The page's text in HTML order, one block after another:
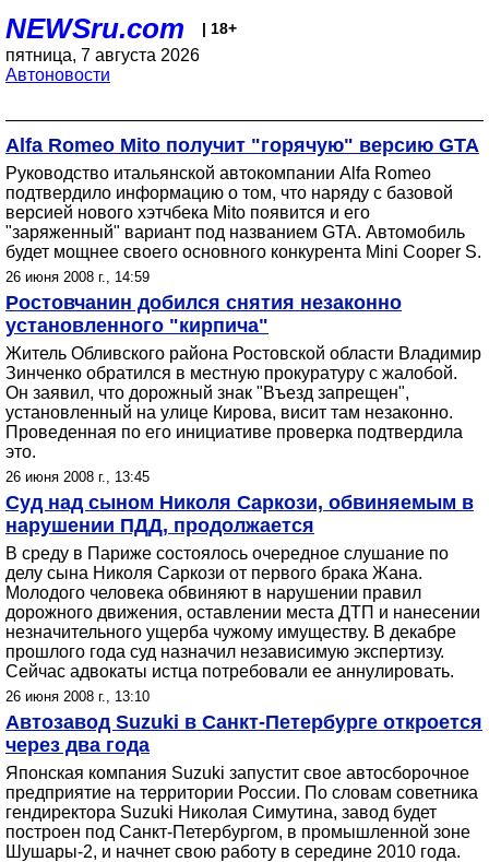
NEWSru.com | 18+
пятница, 7 августа 2026
Автоновости
Alfa Romeo Mito получит "горячую" версию GTA
Руководство итальянской автокомпании Alfa Romeo
подтвердило информацию о том, что наряду с базовой
версией нового хэтчбека Mito появится и его
"заряженный" вариант под названием GTA. Автомобиль
будет мощнее своего основного конкурента Mini Cooper S.
26 июня 2008 г., 14:59
Ростовчанин добился снятия незаконно
установленного "кирпича"
Житель Обливского района Ростовской области Владимир
Зинченко обратился в местную прокуратуру с жалобой.
Он заявил, что дорожный знак "Въезд запрещен",
установленный на улице Кирова, висит там незаконно.
Проведенная по его инициативе проверка подтвердила
это.
26 июня 2008 г., 13:45
Суд над сыном Николя Саркози, обвиняемым в
нарушении ПДД, продолжается
В среду в Париже состоялось очередное слушание по
делу сына Николя Саркози от первого брака Жана.
Молодого человека обвиняют в нарушении правил
дорожного движения, оставлении места ДТП и нанесении
незначительного ущерба чужому имуществу. В декабре
прошлого года суд назначил независимую экспертизу.
Сейчас адвокаты истца потребовали ее аннулировать.
26 июня 2008 г., 13:10
Автозавод Suzuki в Санкт-Петербурге откроется
через два года
Японская компания Suzuki запустит свое автосборочное
предприятие на территории России. По словам советника
гендиректора Suzuki Николая Симутина, завод будет
построен под Санкт-Петербургом, в промышленной зоне
Шушары-2, и начнет свою работу в середине 2010 года.